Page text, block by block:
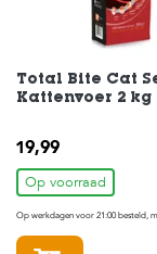
Total Bite Cat
Kattenvoer 2 kg
19,99
Op voorraad
Op werkdagen voor 21:00 besteld,